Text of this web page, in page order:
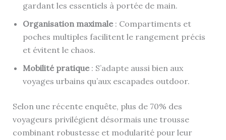
gardant les essentiels à portée de main.
Organisation maximale : Compartiments et
poches multiples facilitent le rangement précis
et évitent le chaos.
Mobilité pratique : S’adapte aussi bien aux
voyages urbains qu’aux escapades outdoor.
Selon une récente enquête, plus de 70% des
voyageurs privilégient désormais une trousse
combinant robustesse et modularité pour leur